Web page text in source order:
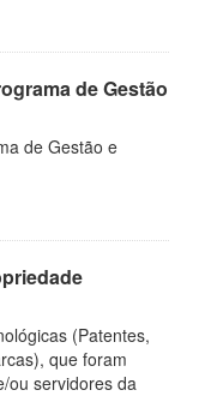
de Gestão
de Gestão e
(Patentes,
que foram
ou servidores da